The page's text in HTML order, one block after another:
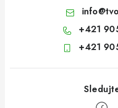
info@
+421
+421